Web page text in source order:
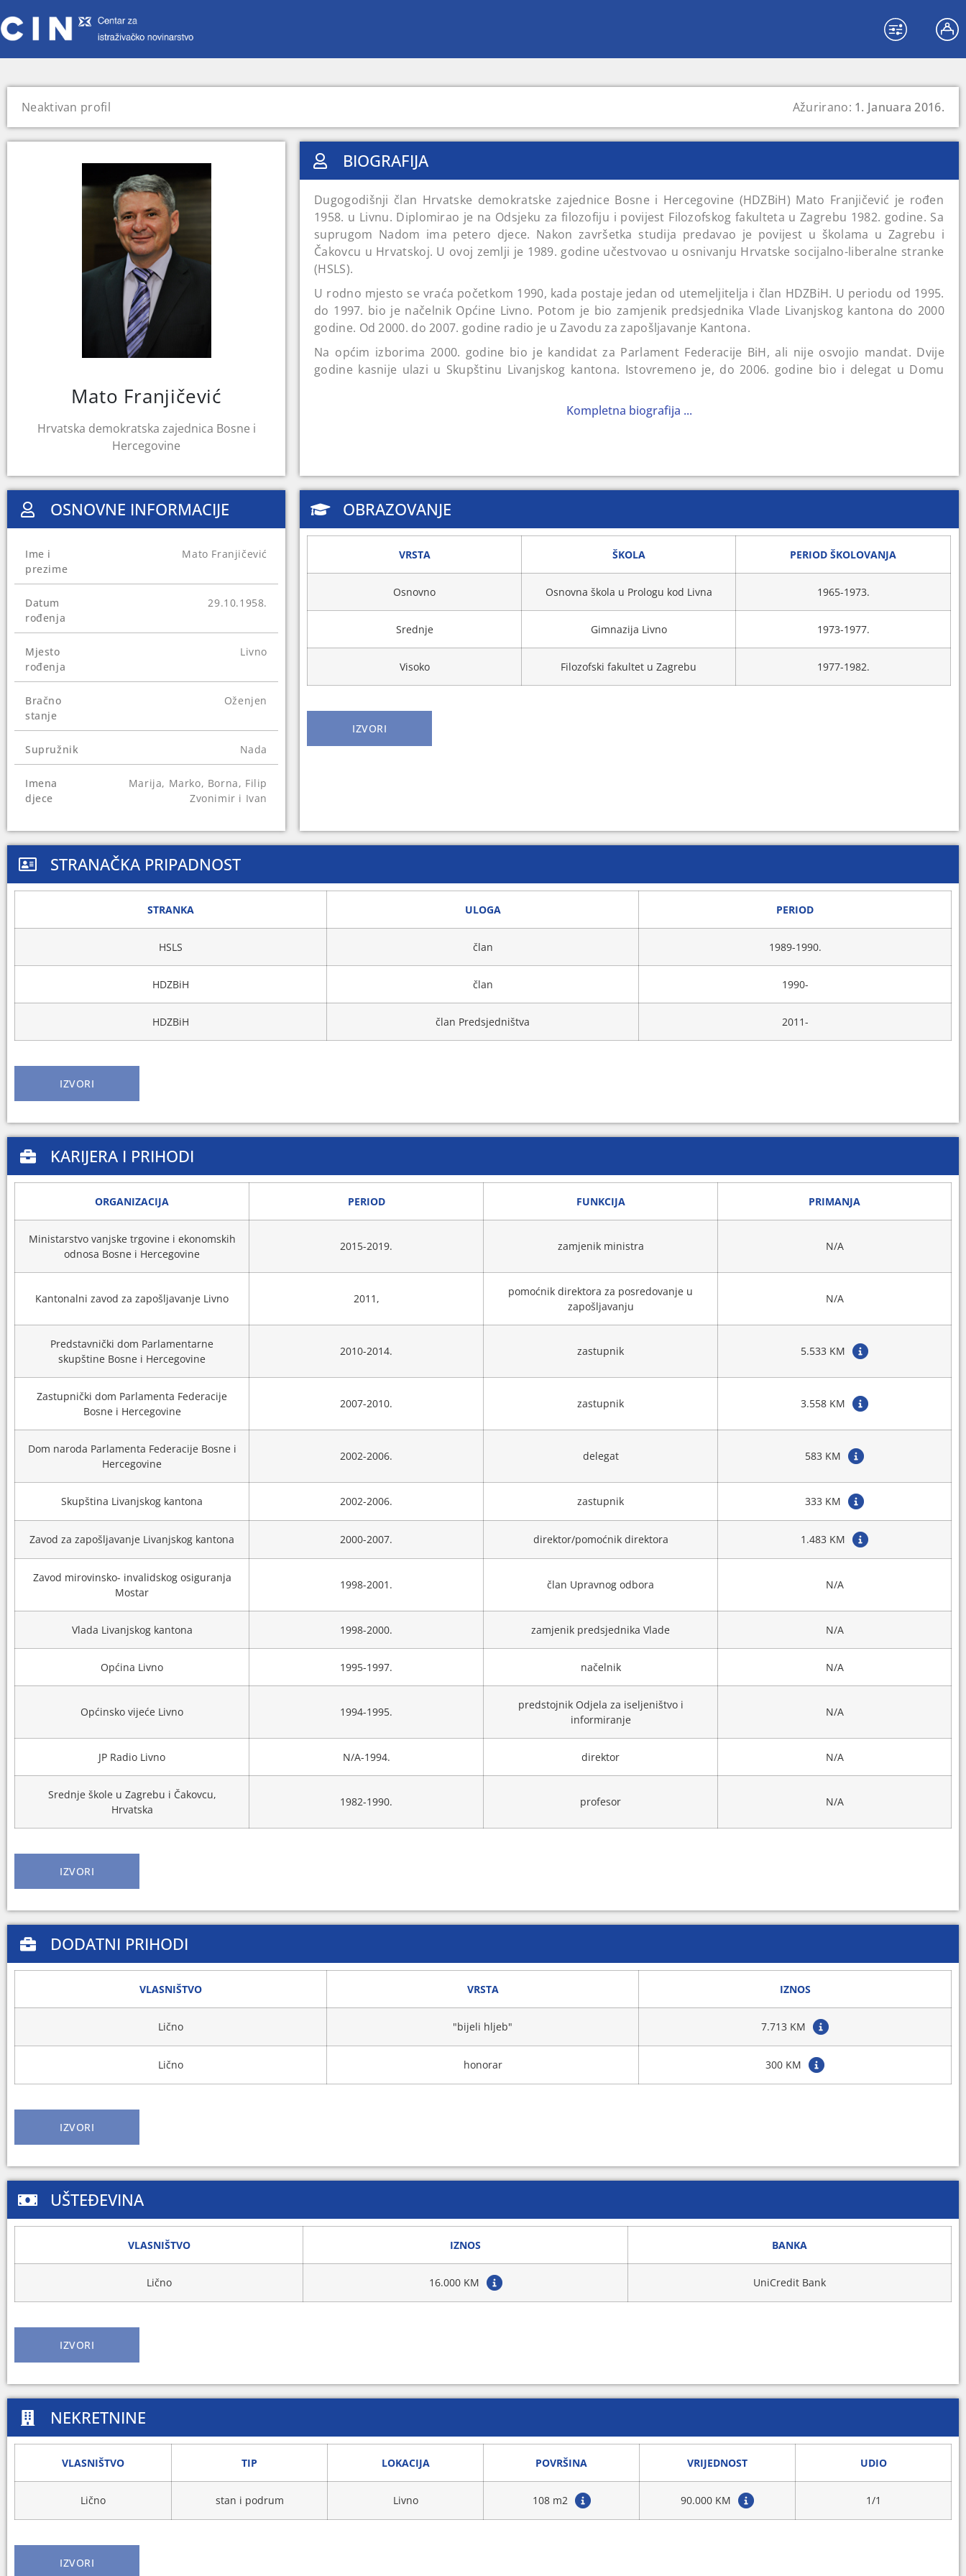
Neaktivan profil Ažurirano: 1. Januara 2016.
Mato Franjičević
Hrvatska demokratska zajednica Bosne i
Hercegovine
BIOGRAFIJA
Dugogodišnji član Hrvatske demokratske zajednice Bosne i Hercegovine (HDZBiH) Mato Franjičević je rođen
1958. u Livnu. Diplomirao je na Odsjeku za filozofiju i povijest Filozofskog fakulteta u Zagrebu 1982. godine. Sa
suprugom Nadom ima petero djece. Nakon završetka studija predavao je povijest u školama u Zagrebu i
Čakovcu u Hrvatskoj. U ovoj zemlji je 1989. godine učestvovao u osnivanju Hrvatske socijalno-liberalne stranke
(HSLS).
U rodno mjesto se vraća početkom 1990, kada postaje jedan od utemeljitelja i član HDZBiH. U periodu od 1995.
do 1997. bio je načelnik Općine Livno. Potom je bio zamjenik predsjednika Vlade Livanjskog kantona do 2000
godine. Od 2000. do 2007. godine radio je u Zavodu za zapošljavanje Kantona.
Na općim izborima 2000. godine bio je kandidat za Parlament Federacije BiH, ali nije osvojio mandat. Dvije
godine kasnije ulazi u Skupštinu Livanjskog kantona. Istovremeno je, do 2006. godine bio i delegat u Domu
kasnije mandat u Predstavničkom domu Državnog parlamenta.
Kompletna biografija ...
OSNOVNE INFORMACIJE
Ime i
prezime
Mato Franjičević
Datum
rođenja
29.10.1958.
Mjesto
rođenja
Livno
Bračno
stanje
Oženjen
Supružnik Nada
Imena
djece
Marija, Marko, Borna, Filip
Zvonimir i Ivan
OBRAZOVANJE
VRSTA ŠKOLA PERIOD ŠKOLOVANJA
Osnovno Osnovna škola u Prologu kod Livna 1965-1973.
Srednje Gimnazija Livno 1973-1977.
Visoko Filozofski fakultet u Zagrebu 1977-1982.
IZVORI
STRANAČKA PRIPADNOST
STRANKA ULOGA PERIOD
HSLS član 1989-1990.
HDZBiH član 1990-
HDZBiH član Predsjedništva 2011-
IZVORI
KARIJERA I PRIHODI
ORGANIZACIJA PERIOD FUNKCIJA PRIMANJA
Ministarstvo vanjske trgovine i ekonomskih
odnosa Bosne i Hercegovine
2015-2019. zamjenik ministra N/A
Kantonalni zavod za zapošljavanje Livno 2011,
pomoćnik direktora za posredovanje u
zapošljavanju
N/A
Predstavnički dom Parlamentarne
skupštine Bosne i Hercegovine
2010-2014. zastupnik 5.533 KM
Zastupnički dom Parlamenta Federacije
Bosne i Hercegovine
2007-2010. zastupnik 3.558 KM
Dom naroda Parlamenta Federacije Bosne i
Hercegovine
2002-2006. delegat 583 KM
Skupština Livanjskog kantona 2002-2006. zastupnik 333 KM
Zavod za zapošljavanje Livanjskog kantona 2000-2007. direktor/pomoćnik direktora 1.483 KM
Zavod mirovinsko- invalidskog osiguranja
Mostar
1998-2001. član Upravnog odbora N/A
Vlada Livanjskog kantona 1998-2000. zamjenik predsjednika Vlade N/A
Općina Livno 1995-1997. načelnik N/A
Općinsko vijeće Livno 1994-1995.
predstojnik Odjela za iseljeništvo i
informiranje
N/A
JP Radio Livno N/A-1994. direktor N/A
Srednje škole u Zagrebu i Čakovcu,
Hrvatska
1982-1990. profesor N/A
IZVORI
DODATNI PRIHODI
VLASNIŠTVO VRSTA IZNOS
Lično "bijeli hljeb" 7.713 KM
Lično honorar 300 KM
IZVORI
UŠTEĐEVINA
VLASNIŠTVO IZNOS BANKA
Lično 16.000 KM UniCredit Bank
IZVORI
NEKRETNINE
VLASNIŠTVO TIP LOKACIJA POVRŠINA VRIJEDNOST UDIO
Lično stan i podrum Livno 108 m2 90.000 KM 1/1
IZVORI